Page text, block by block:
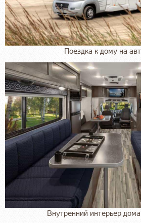
Поездка к дому на
Внутренний интерьер